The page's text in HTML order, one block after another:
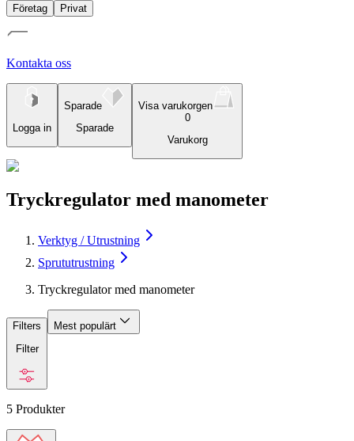
Företag Privat
Kontakta oss
Logga in
Sparade
Sparade
Visa varukorgen
0
Varukorg
Tryckregulator med manometer
Verktyg / Utrustning
Sprututrustning
Tryckregulator med manometer
Filters
Filter
Mest populärt
5 Produkter